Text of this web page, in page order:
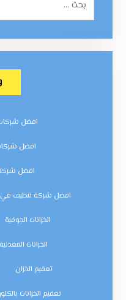
افضل شركات
افضل
افضل شركة
افضل شركة تنظيف في
الخزانات الجوفية
الخزانات المعدنية
تعقيم الخزان
تعقيم الخزانات بالكلور